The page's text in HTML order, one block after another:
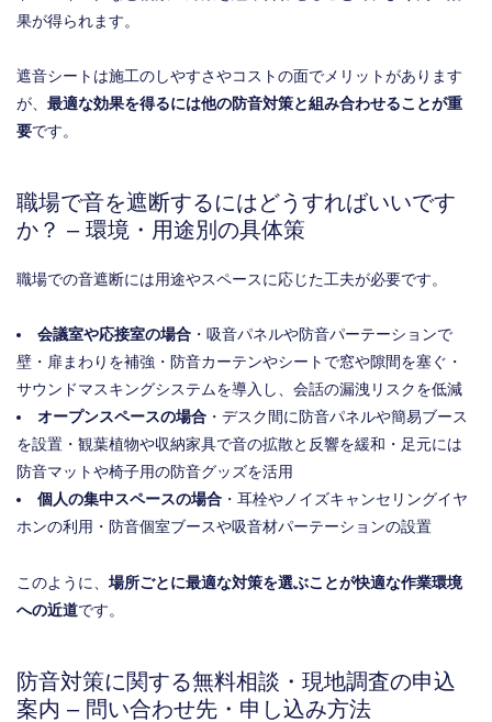
果が得られます。
遮音シートは施工のしやすさやコストの面でメリットがあります
が、 最適な効果を得るには他の防音対策と組み合わせることが重
要です。
職場で音を遮断するにはどうすればいいです
か？ – 環境・用途別の具体策
職場での音遮断には用途やスペースに応じた工夫が必要です。
会議室や応接室の場合 ・吸音パネルや防音パーテーションで
壁・扉まわりを補強・防音カーテンやシートで窓や隙間を塞ぐ・
サウンドマスキングシステムを導入し、会話の漏洩リスクを低減
オープンスペースの場合 ・デスク間に防音パネルや簡易ブース
を設置・観葉植物や収納家具で音の拡散と反響を緩和・足元には
防音マットや椅子用の防音グッズを活用
個人の集中スペースの場合 ・耳栓やノイズキャンセリングイヤ
ホンの利用・防音個室ブースや吸音材パーテーションの設置
このように、 場所ごとに最適な対策を選ぶことが快適な作業環境
への近道です。
防音対策に関する無料相談・現地調査の申込
案内 – 問い合わせ先・申し込み方法